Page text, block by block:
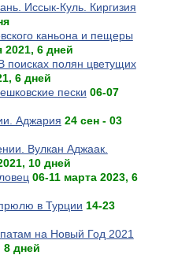
Иссык-Куль. Киргизия
каньона и пещеры
2021, 6 дней
поисках полян цветущих
6 дней
пески 06-07
Аджария 24 сен - 03
Вулкан Аджаак.
10 дней
06-11 марта 2023, 6
в Турции 14-23
на Новый Год 2021
8 дней